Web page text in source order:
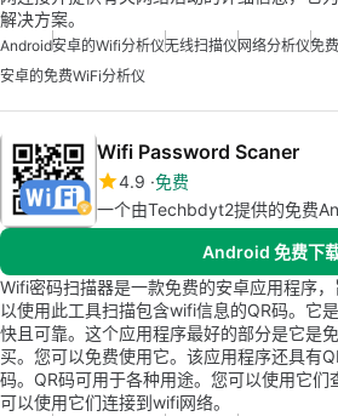
解决方案。
Android安卓的wifi分析仪无线扫描仪网络分析仪免
安卓的免费WiFi分析仪
Wifi Password Scaner
4.9 免费
一个由Techbdyt2提供的免费
Android 免费下
Wifi密码扫描器是一款免费的安卓应用程序
以使用此工具扫描包含wifi信息的QR码。它
快且可靠。这个应用程序最好的部分是它是
买。您可以免费使用它。该应用程序还具有
码。QR码可用于各种用途。您可以使用它们
可以使用它们连接到wifi网络。